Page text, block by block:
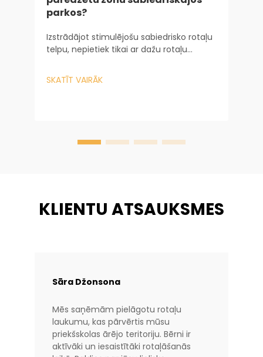
parkos?
Izstrādājot stimulējošu sabiedrisko rotaļu
telpu, nepietiek tikai ar dažu rotaļu
gan no inženierijas, gan no psiholoģijas
viedokļa. Lielāko mērogu pilsētas...
SKATĪT VAIRĀK
KLIENTU ATSAUKSMES
Sāra Džonsona
Mēs saņēmām pielāgotu rotaļu
laukumu, kas pārvērtis mūsu
priekšskolas ārējo teritoriju. Bērni ir
aktīvāki un iesaistītāki rotaļāšanās